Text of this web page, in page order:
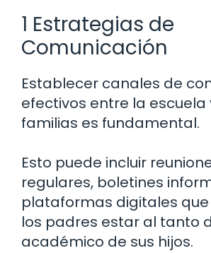
1 Estrategias de
Comunicación
Establecer canales de
efectivos entre la escuela
familias es fundamental.
Esto puede incluir
regulares, boletines
plataformas digitales
los padres estar al tanto
académico de sus hijos.